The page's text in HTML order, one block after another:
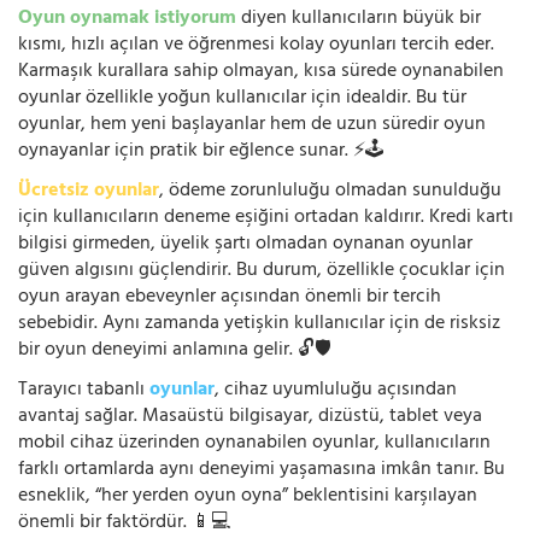
Oyun oynamak istiyorumdiyen kullanıcıların büyük bir
kısmı, hızlı açılan ve öğrenmesi kolay oyunları tercih eder.
Karmaşık kurallara sahip olmayan, kısa sürede oynanabilen
oyunlar özellikle yoğun kullanıcılar için idealdir. Bu tür
oyunlar, hem yeni başlayanlar hem de uzun süredir oyun
oynayanlar için pratik bir eğlence sunar. ⚡🕹️
Ücretsiz oyunlar, ödeme zorunluluğu olmadan sunulduğu
için kullanıcıların deneme eşiğini ortadan kaldırır. Kredi kartı
bilgisi girmeden, üyelik şartı olmadan oynanan oyunlar
güven algısını güçlendirir. Bu durum, özellikle çocuklar için
oyun arayan ebeveynler açısından önemli bir tercih
sebebidir. Aynı zamanda yetişkin kullanıcılar için de risksiz
bir oyun deneyimi anlamına gelir. 🔓🛡️
Tarayıcı tabanlıoyunlar, cihaz uyumluluğu açısından
avantaj sağlar. Masaüstü bilgisayar, dizüstü, tablet veya
mobil cihaz üzerinden oynanabilen oyunlar, kullanıcıların
farklı ortamlarda aynı deneyimi yaşamasına imkân tanır. Bu
esneklik, “her yerden oyun oyna” beklentisini karşılayan
önemli bir faktördür. 📱💻